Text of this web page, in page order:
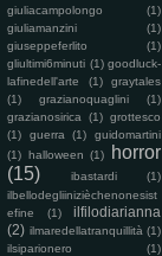
giuliacampolongo
(1)
giuliamanzini
(1)
giuseppeferlito
(1)
gliultimi6minuti (1) goodluck-
lafinedell'arte
(1)
graytales
(1)
grazianoquaglini
(1)
grazianosirica
(1) grottesco
(1)
guerra (1)
guidomartini
(1) halloween (1)
horror
(15)
ibastardi
(1)
ilbellodegliinizièchenonesist
efine
(1)
ilfilodiarianna
(2) ilmaredellatranquillità (1)
ilsiparionero
(1)